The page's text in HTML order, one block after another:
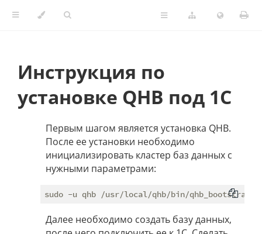
Инструкция по
установке QHB под 1С
Первым шагом является установка QHB.
После ее установки необходимо
инициализировать кластер баз данных с
нужными параметрами:
Далее необходимо создать базу данных,